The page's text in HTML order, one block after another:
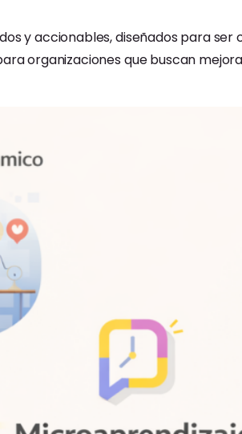
y accionables, diseñados para
organizaciones que buscan